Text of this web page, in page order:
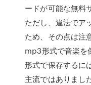
ードが可能な無料
ただし、違法でア
ため、その点は注
mp3形式で音楽を
形式で保存するに
主流ではありまし